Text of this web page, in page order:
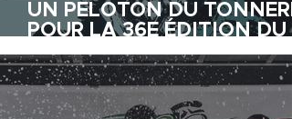
UN PELOTON DU
POUR LA 36E ÉDITION DU
TOUR DE BEAUCE